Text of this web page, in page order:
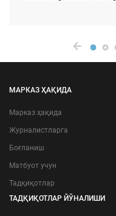
МАРКАЗ ҲАҚИДА
Марказ ҳақида
Журналистларга
Боғланиш
Матбуот учун
Тадқиқотлар
ТАДҚИҚОТЛАР ЙЎНАЛИШИ